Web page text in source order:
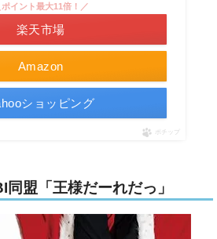
Amazon
ポイント最大11倍！／
楽天市場
ショッピング
ポチップ
同盟「王様だーれだっ」